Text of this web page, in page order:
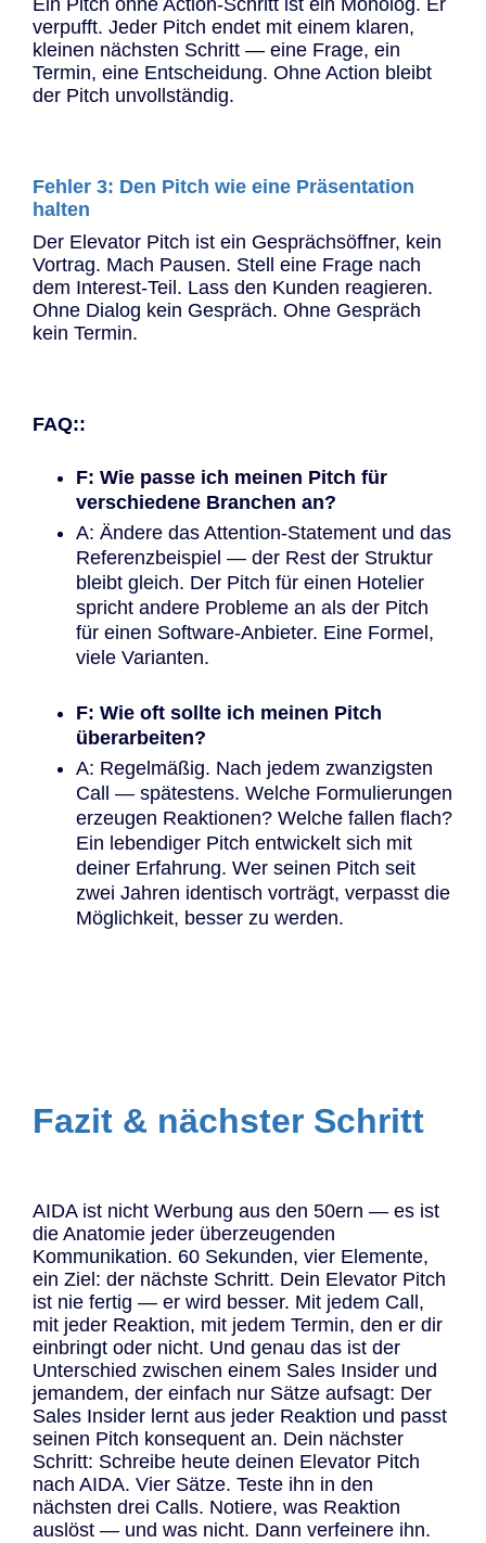
verpufft. Jeder Pitch endet mit einem klaren,
kleinen nächsten Schritt — eine Frage, ein
Termin, eine Entscheidung. Ohne Action bleibt
der Pitch unvollständig.
Fehler 3: Den Pitch wie eine Präsentation
halten
Der Elevator Pitch ist ein Gesprächsöffner, kein
Vortrag. Mach Pausen. Stell eine Frage nach
dem Interest-Teil. Lass den Kunden reagieren.
Ohne Dialog kein Gespräch. Ohne Gespräch
kein Termin.
FAQ::
F: Wie passe ich meinen Pitch für
verschiedene Branchen an?
A: Ändere das Attention-Statement und das
Referenzbeispiel — der Rest der Struktur
bleibt gleich. Der Pitch für einen Hotelier
spricht andere Probleme an als der Pitch
für einen Software-Anbieter. Eine Formel,
viele Varianten.
F: Wie oft sollte ich meinen Pitch
überarbeiten?
A: Regelmäßig. Nach jedem zwanzigsten
Call — spätestens. Welche Formulierungen
erzeugen Reaktionen? Welche fallen flach?
Ein lebendiger Pitch entwickelt sich mit
deiner Erfahrung. Wer seinen Pitch seit
zwei Jahren identisch vorträgt, verpasst die
Möglichkeit, besser zu werden.
Fazit & nächster Schritt
AIDA ist nicht Werbung aus den 50ern — es ist
die Anatomie jeder überzeugenden
Kommunikation. 60 Sekunden, vier Elemente,
ein Ziel: der nächste Schritt. Dein Elevator Pitch
ist nie fertig — er wird besser. Mit jedem Call,
mit jeder Reaktion, mit jedem Termin, den er dir
einbringt oder nicht. Und genau das ist der
Unterschied zwischen einem Sales Insider und
jemandem, der einfach nur Sätze aufsagt: Der
Sales Insider lernt aus jeder Reaktion und passt
seinen Pitch konsequent an. Dein nächster
Schritt: Schreibe heute deinen Elevator Pitch
nach AIDA. Vier Sätze. Teste ihn in den
nächsten drei Calls. Notiere, was Reaktion
auslöst — und was nicht. Dann verfeinere ihn.